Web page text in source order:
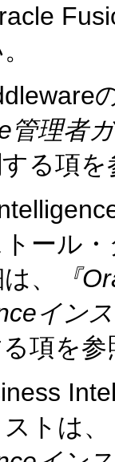
管理者
る項
ール
、
『
イン
項を
トは、